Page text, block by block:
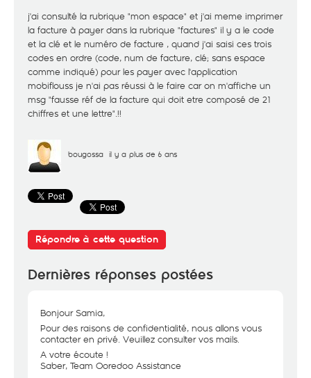
j'ai consulté la rubrique "mon espace" et j'ai meme imprimer
la facture à payer dans la rubrique "factures" il y a le code
et la clé et le numéro de facture , quand j'ai saisi ces trois
codes en ordre (code, num de facture, clé; sans espace
comme indiqué) pour les payer avec l'application
mobiflouss je n'ai pas réussi à le faire car on m'affiche un
msg "fausse réf de la facture qui doit etre composé de 21
chiffres et une lettre".!!
bougossa il y a plus de 6 ans
Répondre à cette question
Dernières réponses postées
Bonjour Samia,
Pour des raisons de confidentialité, nous allons vous
contacter en privé. Veuillez consulter vos mails.
A votre écoute !
Saber, Team Ooredoo Assistance